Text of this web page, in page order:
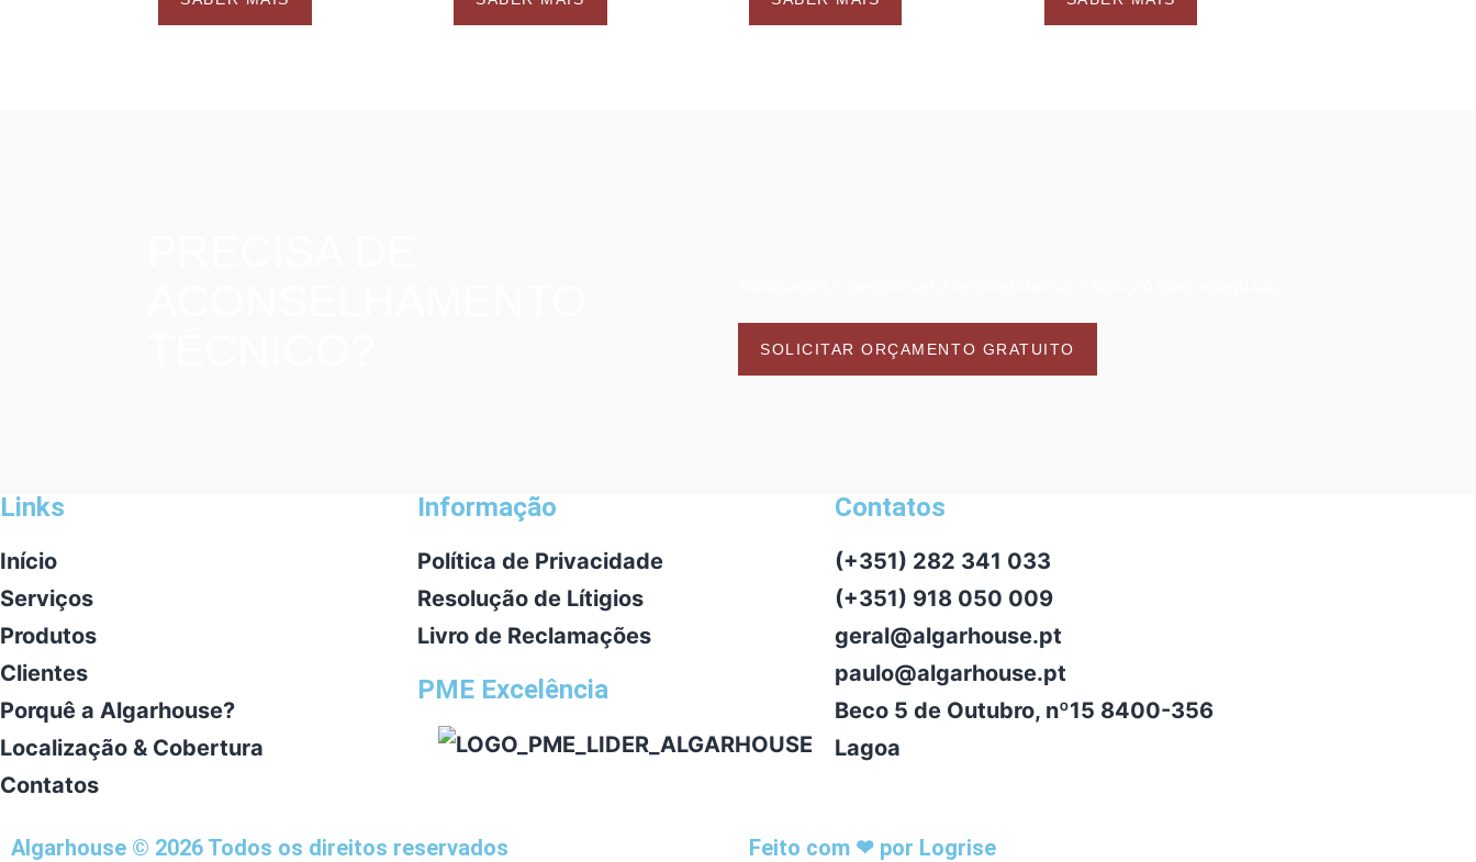
SOLICITAR ORÇAMENTO GRATUITO
Links
Início
Serviços
Produtos
Clientes
Porquê a Algarhouse?
Localização & Cobertura
Contatos
Informação
Política de Privacidade
Resolução de Lítigios
Livro de Reclamações
PME Excelência
Contatos
(+351) 282 341 033
(+351) 918 050 009
geral@algarhouse.pt
paulo@algarhouse.pt
Beco 5 de Outubro, nº15 8400-356
Lagoa
Algarhouse © 2026 Todos os direitos reservados Feito com ❤ por Logrise